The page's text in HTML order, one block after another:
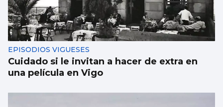
EPISODIOS VIGUESES
Cuidado si le invitan a hacer de extra en
una película en Vigo